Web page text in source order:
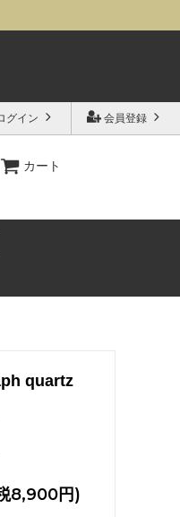
会員登録
グイン
カート
quartz
8,900円)